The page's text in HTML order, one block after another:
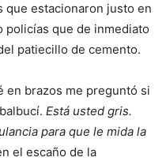
que estacionaron justo en
policías que de inmediato
patiecillo de cemento.
en brazos me preguntó si
Está usted gris.
para que le mida la
el escaño de la